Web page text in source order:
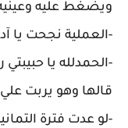
ويضغط عليه
-العملية نجحت يا
-الحمدلله يا
قالها وهو يربت
-لو عدت فترة